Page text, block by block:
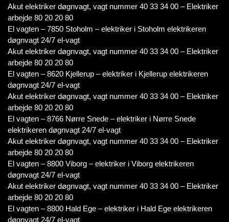
Akut elektriker døgnvagt, vagt nummer 40 33 34 00 – Elektriker
arbejde 80 20 20 80
El vagten – 7850 Stoholm – elektriker i Stoholm elektrikeren
døgnvagt 24/7 el-vagt
Akut elektriker døgnvagt, vagt nummer 40 33 34 00 – Elektriker
arbejde 80 20 20 80
El vagten – 8620 Kjellerup – elektriker i Kjellerup elektrikeren
døgnvagt 24/7 el-vagt
Akut elektriker døgnvagt, vagt nummer 40 33 34 00 – Elektriker
arbejde 80 20 20 80
El vagten – 8766 Nørre Snede – elektriker i Nørre Snede
elektrikeren døgnvagt 24/7 el-vagt
Akut elektriker døgnvagt, vagt nummer 40 33 34 00 – Elektriker
arbejde 80 20 20 80
El vagten – 8800 Viborg – elektriker i Viborg elektrikeren
døgnvagt 24/7 el-vagt
Akut elektriker døgnvagt, vagt nummer 40 33 34 00 – Elektriker
arbejde 80 20 20 80
El vagten – 8800 Hald Ege – elektriker i Hald Ege elektrikeren
døgnvagt 24/7 el-vagt